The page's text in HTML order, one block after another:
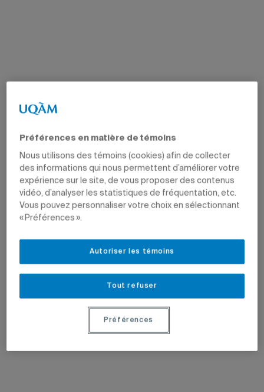
Préférences en matière de témoins
Nous utilisons des témoins (cookies) afin de collecter
des informations qui nous permettent d’améliorer votre
expérience sur le site, de vous proposer des contenus
vidéo, d’analyser les statistiques de fréquentation, etc.
Vous pouvez personnaliser votre choix en sélectionnant
« Préférences ».
Tout refuser
Autoriser les témoins
Préférences